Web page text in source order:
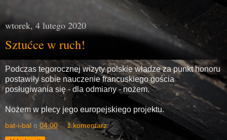
wtorek, 4 lutego 2020
Sztućce w ruch!
Podczas tegorocznej wizyty polskie władze za punkt honoru
postawiły sobie nauczenie francuskiego gościa
posługiwania się - dla odmiany - nożem.
Nożem w plecy jego europejskiego projektu.
bat-i-bal o 04:00 1 komentarz: